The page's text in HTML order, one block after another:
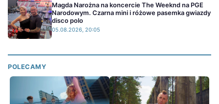
Magda Narożna na koncercie The Weeknd na PGE
Narodowym. Czarna mini i różowe pasemka gwiazdy
disco polo
05.08.2026, 20:05
POLECAMY